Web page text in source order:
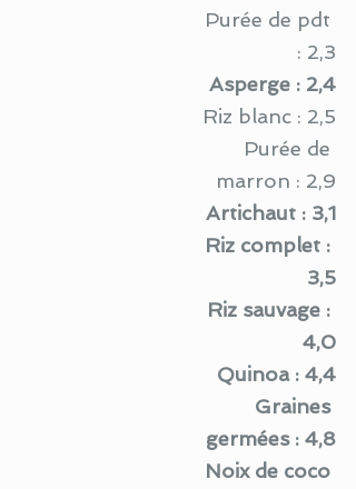
Purée de pdt
: 2,3
Asperge : 2,4
Riz blanc : 2,5
Purée de
marron : 2,9
Artichaut : 3,1
Riz complet :
3,5
Riz sauvage :
4,0
Quinoa : 4,4
Graines
germées : 4,8
Noix de coco